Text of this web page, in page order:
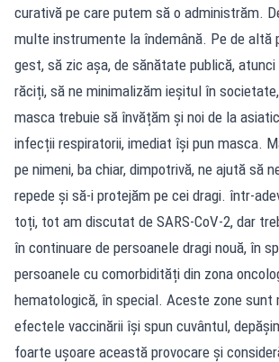
curativă pe care putem să o administrăm.
multe instrumente la îndemână. Pe de altă
gest, să zic așa, de sănătate publică,
răciți, să ne minimalizăm ieșitul în
masca trebuie să învățăm și noi de la
infecții respiratorii, imediat își pun masca.
pe nimeni, ba chiar, dimpotrivă, ne ajută să
repede și să-i protejăm pe cei dragi. într-
toți, tot am discutat de SARS-CoV-2, dar
în continuare de persoanele dragi nouă, în
persoanele cu comorbidități din zona
hematologică, în special. Aceste zone sunt
efectele vaccinării își spun cuvântul,
foarte ușoare această provocare și